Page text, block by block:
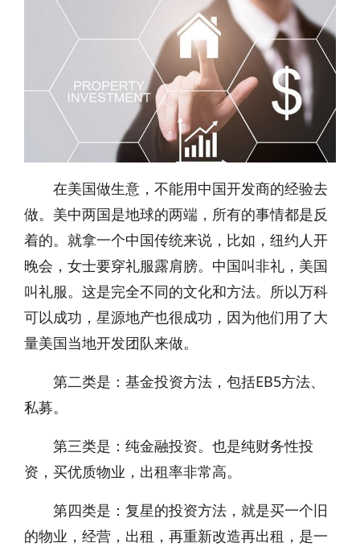
在美国做生意，不能用中国开发商的经验去
做。美中两国是地球的两端，所有的事情都是反
着的。就拿一个中国传统来说，比如，纽约人开
晚会，女士要穿礼服露肩膀。中国叫非礼，美国
叫礼服。这是完全不同的文化和方法。所以万科
可以成功，星源地产也很成功，因为他们用了大
量美国当地开发团队来做。
第二类是：基金投资方法，包括EB5方法、
私募。
第三类是：纯金融投资。也是纯财务性投
资，买优质物业，出租率非常高。
第四类是：复星的投资方法，就是买一个旧
的物业，经营，出租，再重新改造再出租，是一